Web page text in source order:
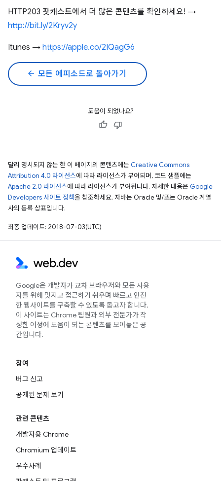
HTTP203 팟캐스트에서 더 많은 콘텐츠를 확인하세요! →
http://bit.ly/2Kryv2y
Itunes → https://apple.co/2IQagG6
arrow_back 모든 에피소드로 돌아가기
도움이 되었나요?
달리 명시되지 않는 한 이 페이지의 콘텐츠에는 Creative Commons
Attribution 4.0 라이선스에 따라 라이선스가 부여되며, 코드 샘플에는
Apache 2.0 라이선스에 따라 라이선스가 부여됩니다. 자세한 내용은 Google
Developers 사이트 정책을 참조하세요. 자바는 Oracle 및/또는 Oracle 계열
사의 등록 상표입니다.
최종 업데이트: 2018-07-03(UTC)
Google은 개발자가 교차 브라우저와 모든 사용
자를 위해 멋지고 접근하기 쉬우며 빠르고 안전
한 웹사이트를 구축할 수 있도록 돕고자 합니다.
이 사이트는 Chrome 팀원과 외부 전문가가 작
성한 여정에 도움이 되는 콘텐츠를 모아놓은 공
간입니다.
참여
버그 신고
공개된 문제 보기
관련 콘텐츠
개발자용 Chrome
Chromium 업데이트
우수사례